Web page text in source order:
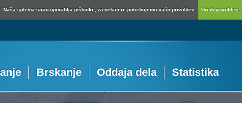
Naša spletna stran uporablja piškotke, za nekatere potrebujemo vašo privolitev. Uredi privolitev...
Brskanje Oddaja dela Statistika